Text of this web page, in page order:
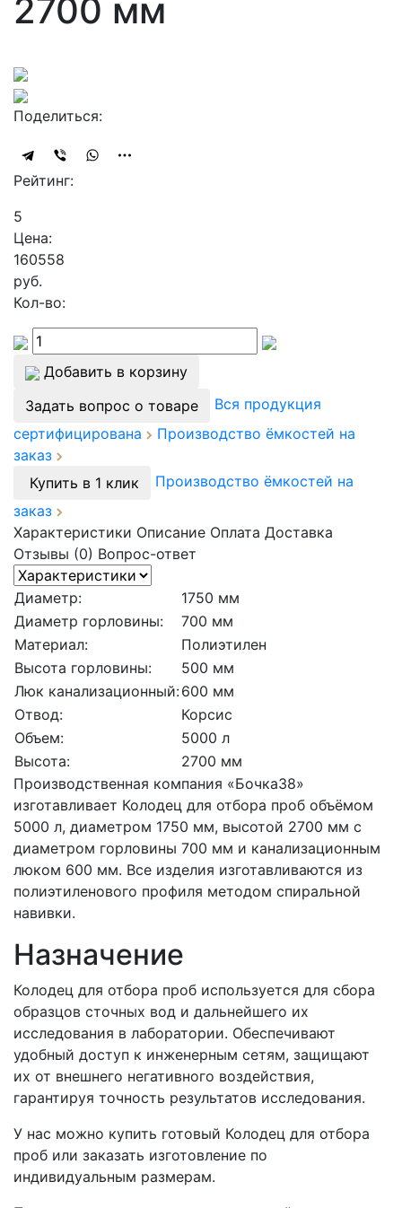
2700 мм
Поделиться:
Рейтинг:
5
Цена:
160558
руб.
Кол-во:
Добавить в корзину
Задать вопрос о товаре
Вся продукция
сертифицирована
Производство ёмкостей на
заказ
Купить в 1 клик
Производство ёмкостей на
заказ
Характеристики Описание Оплата Доставка
Отзывы (0) Вопрос-ответ
Диаметр:
1750 мм
Диаметр горловины:
700 мм
Материал:
Полиэтилен
Высота горловины:
500 мм
Люк канализационный:600 мм
Отвод:
Корсис
Объем:
5000 л
Высота:
2700 мм
Производственная компания «Бочка38»
изготавливает Колодец для отбора проб объёмом
5000 л, диаметром 1750 мм, высотой 2700 мм с
диаметром горловины 700 мм и канализационным
люком 600 мм. Все изделия изготавливаются из
полиэтиленового профиля методом спиральной
навивки.
Назначение
Колодец для отбора проб используется для сбора
образцов сточных вод и дальнейшего их
исследования в лаборатории. Обеспечивают
удобный доступ к инженерным сетям, защищают
их от внешнего негативного воздействия,
гарантируя точность результатов исследования.
У нас можно купить готовый Колодец для отбора
проб или заказать изготовление по
индивидуальным размерам.